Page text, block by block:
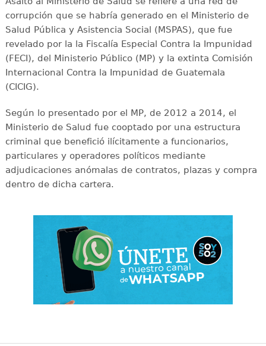
corrupción que se habría generado en el Ministerio de
Salud Pública y Asistencia Social (MSPAS), que fue
revelado por la la Fiscalía Especial Contra la Impunidad
(FECI), del Ministerio Público (MP) y la extinta Comisión
Internacional Contra la Impunidad de Guatemala
(CICIG).
Según lo presentado por el MP, de 2012 a 2014, el
Ministerio de Salud fue cooptado por una estructura
criminal que benefició ilícitamente a funcionarios,
particulares y operadores políticos mediante
adjudicaciones anómalas de contratos, plazas y compra
dentro de dicha cartera.